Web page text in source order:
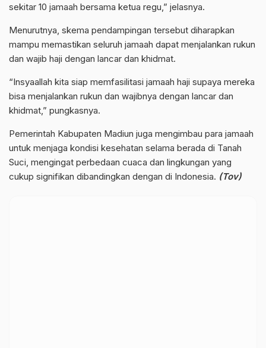
sekitar 10 jamaah bersama ketua regu,” jelasnya.
Menurutnya, skema pendampingan tersebut diharapkan
mampu memastikan seluruh jamaah dapat menjalankan rukun
dan wajib haji dengan lancar dan khidmat.
“Insyaallah kita siap memfasilitasi jamaah haji supaya mereka
bisa menjalankan rukun dan wajibnya dengan lancar dan
khidmat,” pungkasnya.
Pemerintah Kabupaten Madiun juga mengimbau para jamaah
untuk menjaga kondisi kesehatan selama berada di Tanah
Suci, mengingat perbedaan cuaca dan lingkungan yang
cukup signifikan dibandingkan dengan di Indonesia. (Tov)